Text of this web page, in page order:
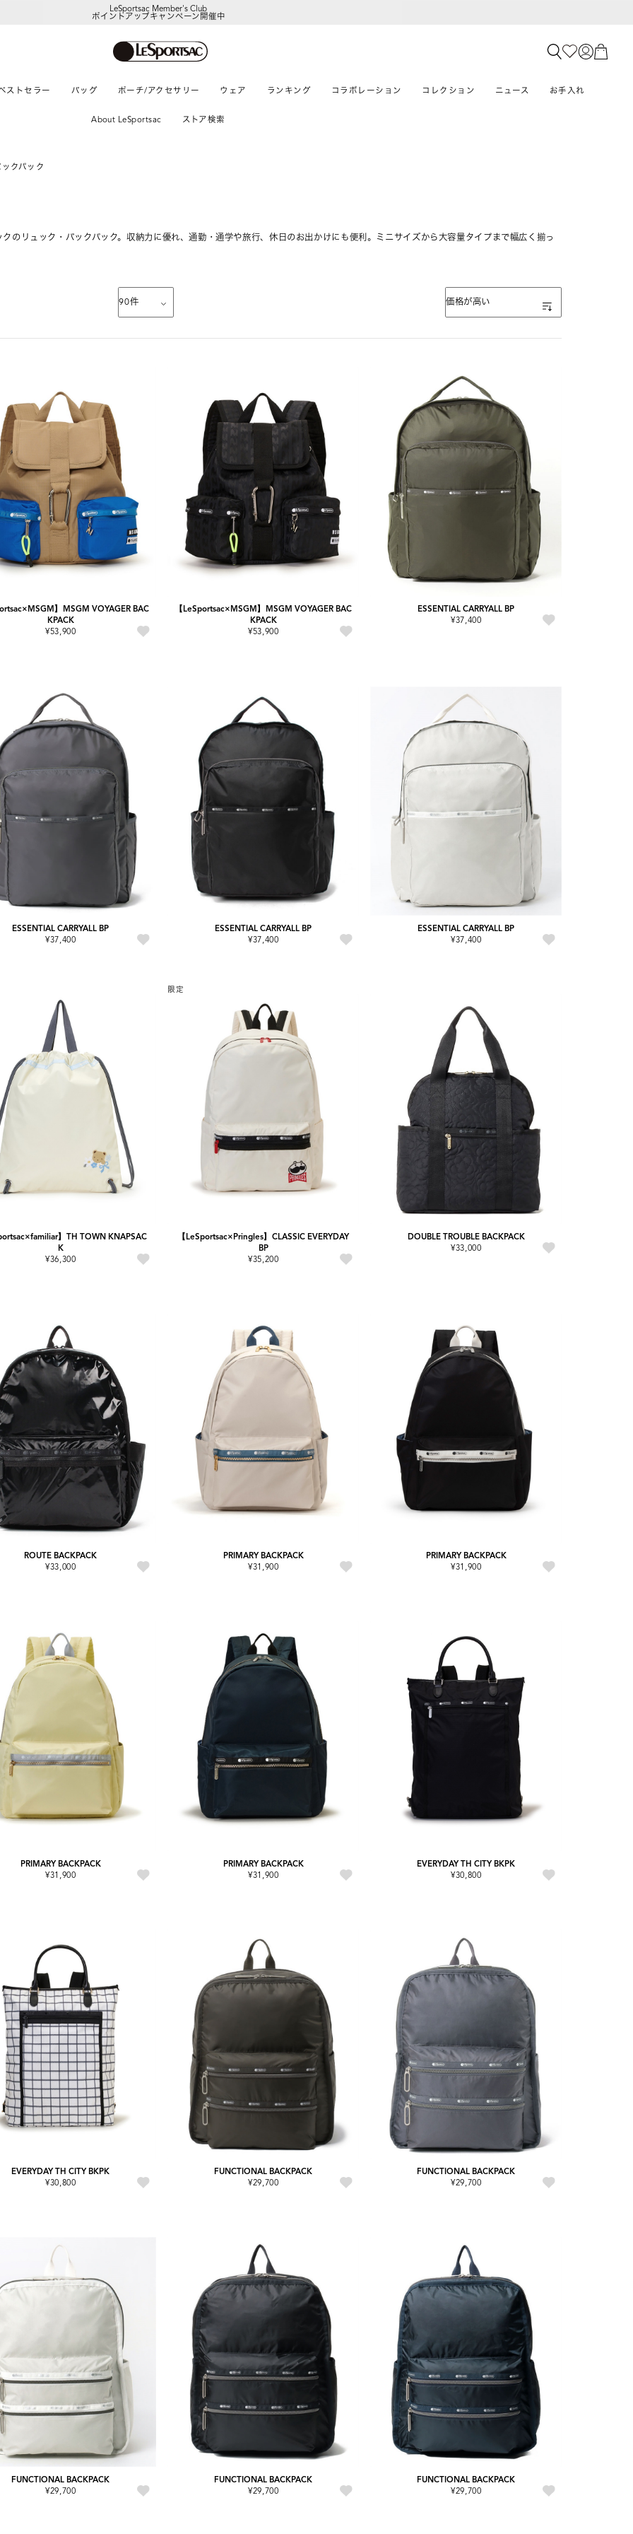
LeSportsac Member's Club
ポイントアップキャンペーン開催中
ストセラー バッグ ポーチ/アクセサリー ウェア ランキング コラボレーション コレクション ニュース お手入れ
About LeSportsac ストア検索
クパック
のリュック・バックパック。収納力に優れ、通勤・通学や旅行、休日のお出かけにも便利。ミニサイズから大容量タイプまで幅広く揃っ
90件 表示順
価格が高い
】MSGM VOYAGER BAC
KPACK
¥53,900
【LeSportsac×MSGM】MSGM VOYAGER BAC
KPACK
¥53,900
ESSENTIAL CARRYALL BP
¥37,400
ESSENTIAL CARRYALL BP
¥37,400
ESSENTIAL CARRYALL BP
¥37,400
ESSENTIAL CARRYALL BP
¥37,400
】TH TOWN KNAPSAC
K
¥36,300
限定
【LeSportsac×Pringles】CLASSIC EVERYDAY
BP
¥35,200
DOUBLE TROUBLE BACKPACK
¥33,000
ROUTE BACKPACK
¥33,000
PRIMARY BACKPACK
¥31,900
PRIMARY BACKPACK
¥31,900
PRIMARY BACKPACK
¥31,900
PRIMARY BACKPACK
¥31,900
EVERYDAY TH CITY BKPK
¥30,800
EVERYDAY TH CITY BKPK
¥30,800
FUNCTIONAL BACKPACK
¥29,700
FUNCTIONAL BACKPACK
¥29,700
FUNCTIONAL BACKPACK
¥29,700
FUNCTIONAL BACKPACK
¥29,700
FUNCTIONAL BACKPACK
¥29,700